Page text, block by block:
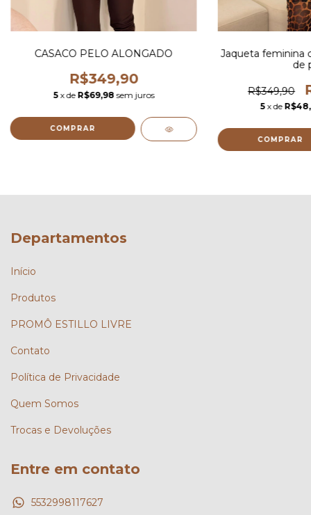
CASACO PELO ALONGADO
R$349,90
5 x de R$69,98 sem juros
COMPRAR
Jaqueta feminina
de
R$349,90
5 x de
COMPRAR
Departamentos
Início
Produtos
PROMÔ ESTILLO LIVRE
Contato
Política de Privacidade
Quem Somos
Trocas e Devoluções
Entre em contato
5532998117627